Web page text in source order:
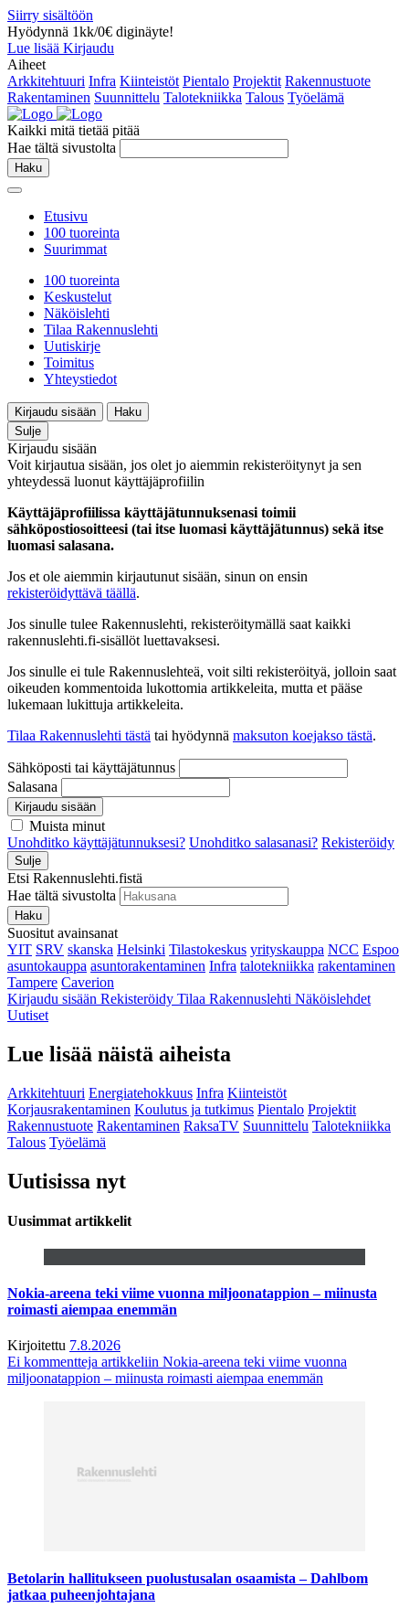
Siirry sisältöön
Hyödynnä 1kk/0€ diginäyte!
Lue lisää Kirjaudu
Aiheet
Arkkitehtuuri Infra Kiinteistöt Pientalo Projektit Rakennustuote
Rakentaminen Suunnittelu Talotekniikka Talous Työelämä
Kaikki mitä tietää pitää
Hae tältä sivustolta
Haku
Etusivu
100 tuoreinta
Suurimmat
100 tuoreinta
Keskustelut
Näköislehti
Tilaa Rakennuslehti
Uutiskirje
Toimitus
Yhteystiedot
Kirjaudu sisään
Haku
Sulje
Kirjaudu sisään
Voit kirjautua sisään, jos olet jo aiemmin rekisteröitynyt ja sen
yhteydessä luonut käyttäjäprofiilin
Käyttäjäprofiilissa käyttäjätunnuksenasi toimii
sähköpostiosoitteesi (tai itse luomasi käyttäjätunnus) sekä itse
luomasi salasana.
Jos et ole aiemmin kirjautunut sisään, sinun on ensin
rekisteröidyttävä täällä.
Jos sinulle tulee Rakennuslehti, rekisteröitymällä saat kaikki
rakennuslehti.fi-sisällöt luettavaksesi.
Jos sinulle ei tule Rakennuslehteä, voit silti rekisteröityä, jolloin saat
oikeuden kommentoida lukottomia artikkeleita, mutta et pääse
lukemaan lukittuja artikkeleita.
Tilaa Rakennuslehti tästä tai hyödynnä maksuton koejakso tästä.
Sähköposti tai käyttäjätunnus
Salasana
Kirjaudu sisään
Muista minut
Unohditko käyttäjätunnuksesi? Unohditko salasanasi? Rekisteröidy
Sulje
Etsi Rakennuslehti.fistä
Hae tältä sivustolta
Haku
Suositut avainsanat
YIT SRV skanska Helsinki Tilastokeskus yrityskauppa NCC Espoo
asuntokauppa asuntorakentaminen Infra talotekniikka rakentaminen
Tampere Caverion
Kirjaudu sisään Rekisteröidy Tilaa Rakennuslehti Näköislehdet
Uutiset
Lue lisää näistä aiheista
Arkkitehtuuri Energiatehokkuus Infra Kiinteistöt
Korjausrakentaminen Koulutus ja tutkimus Pientalo Projektit
Rakennustuote Rakentaminen RaksaTV Suunnittelu Talotekniikka
Talous Työelämä
Uutisissa nyt
Uusimmat artikkelit
Nokia-areena teki viime vuonna miljoonatappion – miinusta
roimasti aiempaa enemmän
Kirjoitettu 7.8.2026
Ei kommentteja artikkeliin Nokia-areena teki viime vuonna
miljoonatappion – miinusta roimasti aiempaa enemmän
Betolarin hallitukseen puolustusalan osaamista – Dahlbom
jatkaa puheenjohtajana